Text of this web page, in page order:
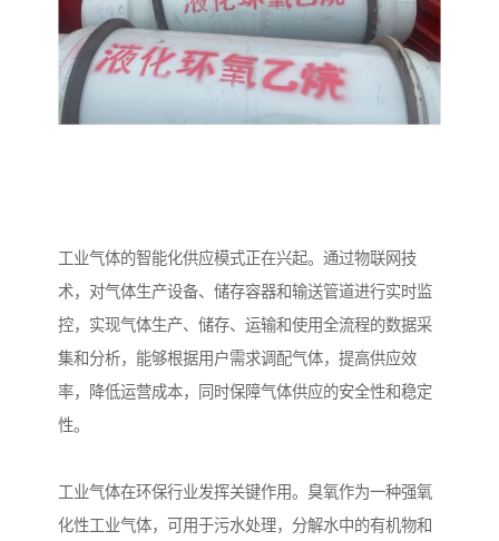
工业气体的智能化供应模式正在兴起。通过物联网技
术，对气体生产设备、储存容器和输送管道进行实时监
控，实现气体生产、储存、运输和使用全流程的数据采
集和分析，能够根据用户需求调配气体，提高供应效
率，降低运营成本，同时保障气体供应的安全性和稳定
性。
工业气体在环保行业发挥关键作用。臭氧作为一种强氧
化性工业气体，可用于污水处理，分解水中的有机物和